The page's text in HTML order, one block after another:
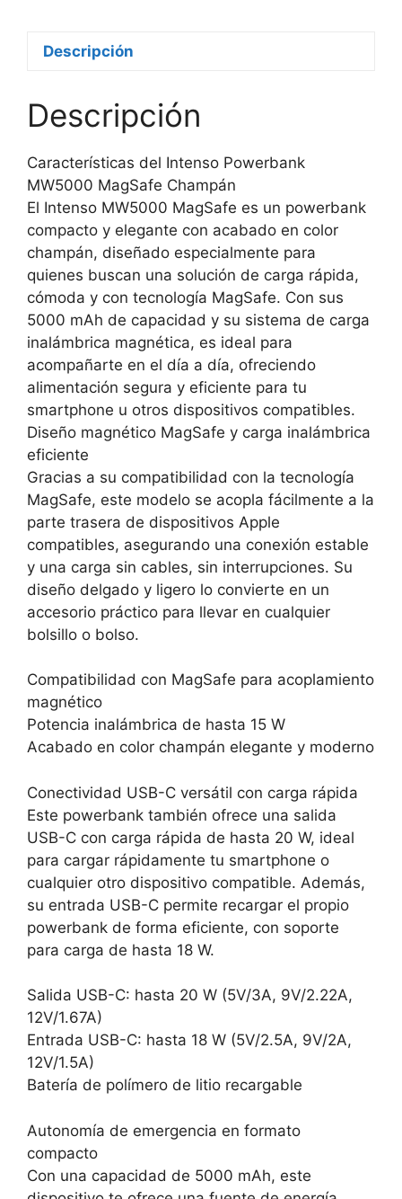
Descripción
Descripción
Características del Intenso Powerbank
MW5000 MagSafe Champán
El Intenso MW5000 MagSafe es un powerbank
compacto y elegante con acabado en color
champán, diseñado especialmente para
quienes buscan una solución de carga rápida,
cómoda y con tecnología MagSafe. Con sus
5000 mAh de capacidad y su sistema de carga
inalámbrica magnética, es ideal para
acompañarte en el día a día, ofreciendo
alimentación segura y eficiente para tu
smartphone u otros dispositivos compatibles.
Diseño magnético MagSafe y carga inalámbrica
eficiente
Gracias a su compatibilidad con la tecnología
MagSafe, este modelo se acopla fácilmente a la
parte trasera de dispositivos Apple
compatibles, asegurando una conexión estable
y una carga sin cables, sin interrupciones. Su
diseño delgado y ligero lo convierte en un
accesorio práctico para llevar en cualquier
bolsillo o bolso.
Compatibilidad con MagSafe para acoplamiento
magnético
Potencia inalámbrica de hasta 15 W
Acabado en color champán elegante y moderno
Conectividad USB-C versátil con carga rápida
Este powerbank también ofrece una salida
USB-C con carga rápida de hasta 20 W, ideal
para cargar rápidamente tu smartphone o
cualquier otro dispositivo compatible. Además,
su entrada USB-C permite recargar el propio
powerbank de forma eficiente, con soporte
para carga de hasta 18 W.
Salida USB-C: hasta 20 W (5V/3A, 9V/2.22A,
12V/1.67A)
Entrada USB-C: hasta 18 W (5V/2.5A, 9V/2A,
12V/1.5A)
Batería de polímero de litio recargable
Autonomía de emergencia en formato
compacto
Con una capacidad de 5000 mAh, este